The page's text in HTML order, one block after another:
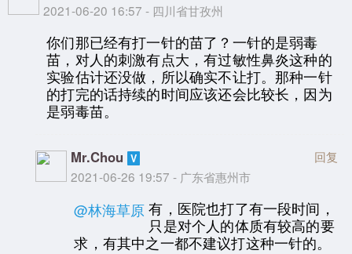
2021-06-20 16:57 - 四川省甘孜州
你们那已经有打一针的苗了？一针的是弱毒
苗，对人的刺激有点大，有过敏性鼻炎这种的
实验估计还没做，所以确实不让打。那种一针
的打完的话持续的时间应该还会比较长，因为
是弱毒苗。
Mr.Chou
2021-06-26 19:57 - 广东省惠州市
回复
@林海草原 有，医院也打了有一段时间，
只是对个人的体质有较高的要
求，有其中之一都不建议打这种一针的。